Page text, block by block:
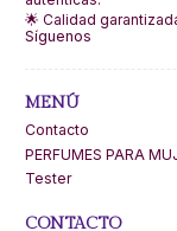
🌟 Calidad
Síguenos
MENÚ
Contacto
PERFUMES PARA
Tester
CONTACTO